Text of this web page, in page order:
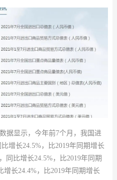
据显示，今年前7个月，我国进
增长24.5%，比2019年同期增长
同比增长24.5%，比2019年同期
增长24.4%，比2019年同期增长